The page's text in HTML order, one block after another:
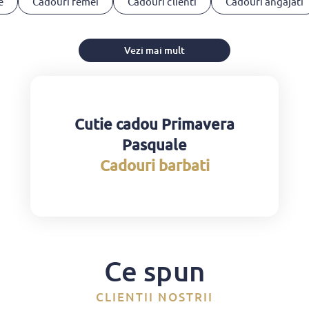
Vezi mai mult
Cutie cadou Primavera
Pasquale
Cadouri barbati
Ce spun
CLIENTII NOSTRII